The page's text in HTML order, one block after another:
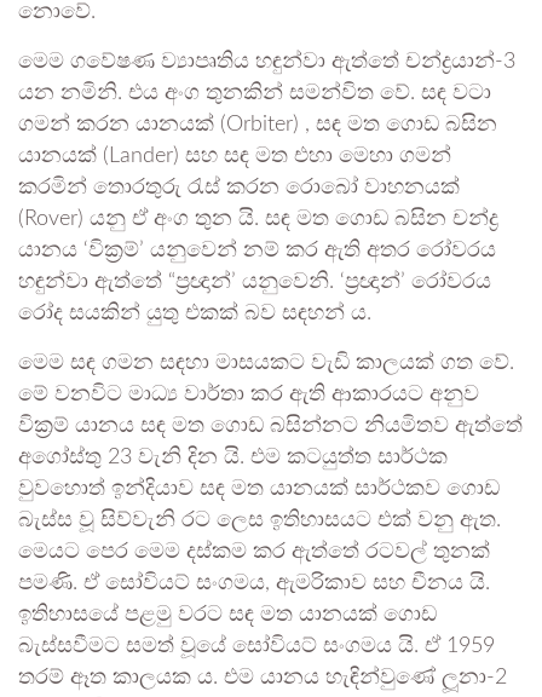
නොවේ.
මෙම ගවේෂණ ව්‍යාපෘතිය හඳුන්වා ඇත්තේ චන්ද්‍රයාන්-3
යන නමිනි. එය අංග තුනකින් සමන්විත වේ. සඳ වටා
ගමන් කරන යානයක් (Orbiter) , සඳ මත ගොඩ බසින
යානයක් (Lander) සහ සඳ මත එහා මෙහා ගමන්
කරමින් තොරතුරු රැස් කරන රොබෝ වාහනයක්
(Rover) යනු ඒ අංග තුන යි. සඳ මත ගොඩ බසින චන්ද්‍ර
යානය ‘වික්‍රම්’ යනුවෙන් නම් කර ඇති අතර රෝවරය
හඳුන්වා ඇත්තේ “ප්‍රඥාන්’ යනුවෙනි. ‘ප්‍රඥාන්’ රෝවරය
රෝද සයකින් යුතු එකක් බව සඳහන් ය.
මෙම සඳ ගමන සඳහා මාසයකට වැඩි කාලයක් ගත වේ.
මේ වනවිට මාධ්‍ය වාර්තා කර ඇති ආකාරයට අනුව
වික්‍රම් යානය සඳ මත ගොඩ බසින්නට නියමිතව ඇත්තේ
අගෝස්තු 23 වැනි දින යි. එම කටයුත්ත සාර්ථක
වුවහොත් ඉන්දියාව සඳ මත යානයක් සාර්ථකව ගොඩ
බැස්ස වූ සිව්වැනි රට ලෙස ඉතිහාසයට එක් වනු ඇත.
මෙයට පෙර මෙම දස්කම කර ඇත්තේ රටවල් තුනක්
පමණි. ඒ සෝවියට් සංගමය, ඇමරිකාව සහ චීනය යි.
ඉතිහාසයේ පළමු වරට සඳ මත යානයක් ගොඩ
බැස්සවීමට සමත් වූයේ සෝවියට් සංගමය යි. ඒ 1959
තරම් ඈත කාලයක ය. එම යානය හැඳින්වුණේ ලූනා-2